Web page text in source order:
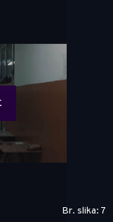
Br. slika: 7